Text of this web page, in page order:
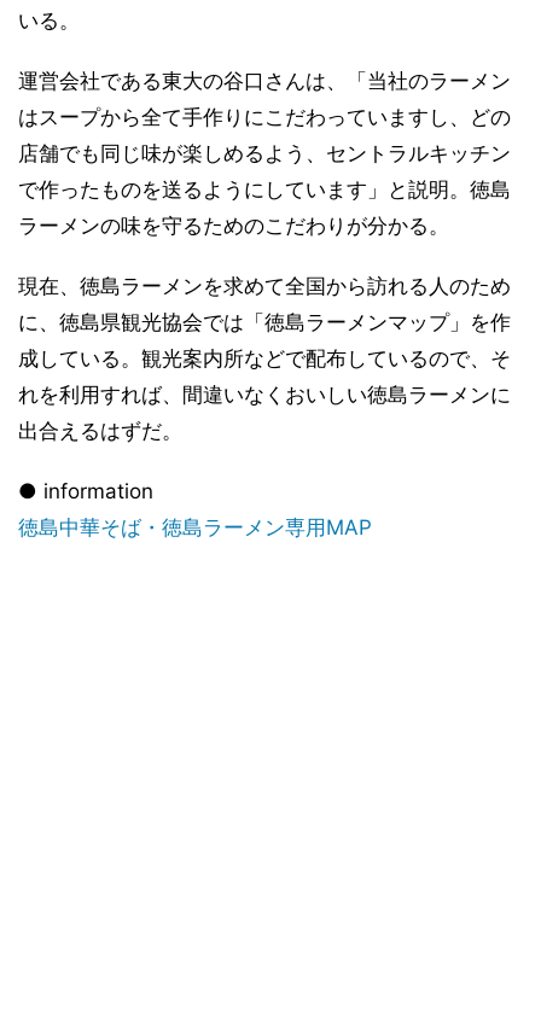
いる。
運営会社である東大の谷口さんは、「当社のラーメン
はスープから全て手作りにこだわっていますし、どの
店舗でも同じ味が楽しめるよう、セントラルキッチン
で作ったものを送るようにしています」と説明。徳島
ラーメンの味を守るためのこだわりが分かる。
現在、徳島ラーメンを求めて全国から訪れる人のため
に、徳島県観光協会では「徳島ラーメンマップ」を作
成している。観光案内所などで配布しているので、そ
れを利用すれば、間違いなくおいしい徳島ラーメンに
出合えるはずだ。
● information
徳島中華そば・徳島ラーメン専用MAP